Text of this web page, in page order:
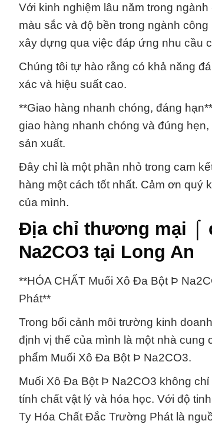
Với kinh nghiệm lâu năm trong
màu sắc và độ bền trong ngành
xây dựng qua việc đáp ứng nhu cầu
Chúng tôi tự hào rằng có khả năng
xác và hiệu suất cao.
**Giao hàng nhanh chóng, đáng
giao hàng nhanh chóng và đúng
sản xuất.
Đây chỉ là một phần nhỏ trong cam
hàng một cách tốt nhất. Cảm ơn quý
của mình.
Địa chỉ thương mại ⌠
Na2CO3 tại Long An
**HÓA CHẤT Muối Xô Đa Bột Þ
Phát**
Trong bối cảnh môi trường kinh
định vị thế của mình là một nhà cung
phẩm Muối Xô Đa Bột Þ Na2CO3.
Muối Xô Đa Bột Þ Na2CO3 không
tính chất vật lý và hóa học. Với độ
Ty Hóa Chất Đắc Trường Phát là